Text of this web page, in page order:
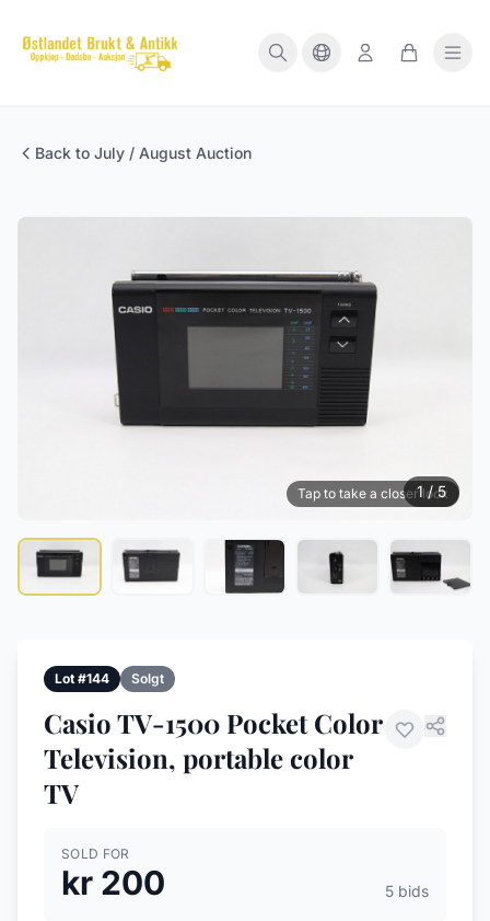
Back to July / August Auction
Tap to take a closer look
1 / 5
Lot #144 Solgt
Casio TV-1500 Pocket Color
Television, portable color
TV
SOLD FOR
kr 200 5 bids